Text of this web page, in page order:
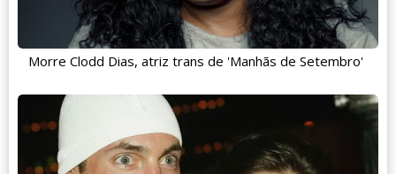
Morre Clodd Dias, atriz trans de 'Manhãs de Setembro'